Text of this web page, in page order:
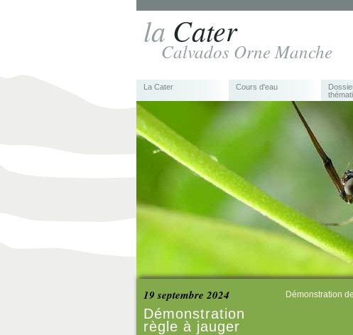
la Cater
Calvados Orne Manche
La Cater Cours d'eau
19 septembre 2024
Démonstration
règle à jauger
Démonstration